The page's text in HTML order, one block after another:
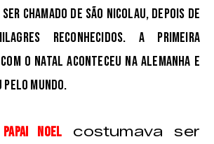
chamado de São Nicolau, depois de
reconhecidos. A primeira
o Natal aconteceu na Alemanha e
mundo.
Papai Noel costumava ser